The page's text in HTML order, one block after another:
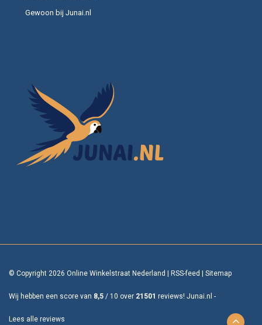
Gewoon bij Junai.nl
© Copyright 2026 Online Winkelstraat Nederland RSS-feed Sitemap
Wij hebben een score van 8,5 / 10 over 21501 reviews! Junai.nl -
Lees alle reviews